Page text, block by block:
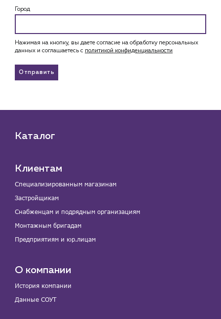
Город
Нажимая на кнопку, вы даете согласие на обработку персональных
данных и соглашаетесь c политикой конфиденциальности
Отправить
Каталог
Клиентам
Специализированным магазинам
Застройщикам
Снабженцам и подрядным организациям
Монтажным бригадам
Предприятиям и юр.лицам
О компании
История компании
Данные СОУТ